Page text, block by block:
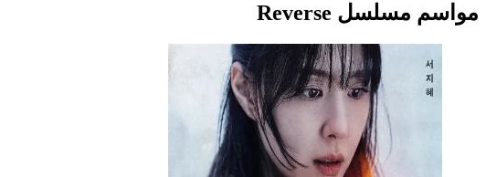
مواسم مسلسل Reverse